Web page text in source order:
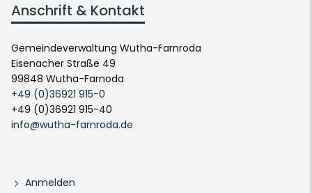
Anschrift & Kontakt
Gemeindeverwaltung Wutha-Farnroda
Eisenacher Straße 49
99848 Wutha-Farnoda
+49 (0)36921 915-0
+49 (0)36921 915-40
info@wutha-farnroda.de
Anmelden